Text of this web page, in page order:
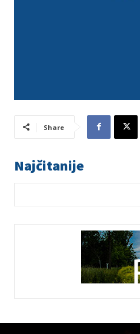
Share
Najčitanije